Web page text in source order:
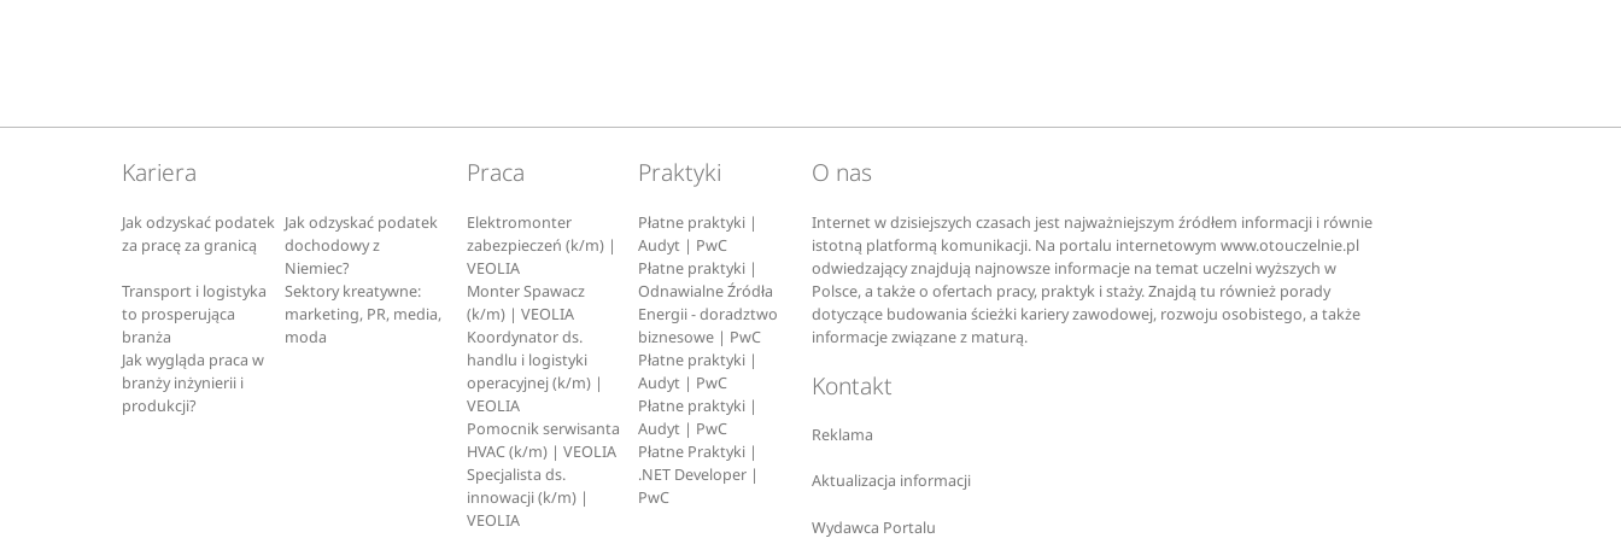
Kariera
Jak odzyskać podatek
za pracę za granicą
Jak odzyskać podatek
dochodowy z
Niemiec?
Transport i logistyka
to prosperująca
branża
Sektory kreatywne:
marketing, PR, media,
moda
Jak wygląda praca w
branży inżynierii i
produkcji?
Praca
Elektromonter
zabezpieczeń (k/m) |
VEOLIA
Monter Spawacz
(k/m) | VEOLIA
Koordynator ds.
handlu i logistyki
operacyjnej (k/m) |
VEOLIA
Pomocnik serwisanta
HVAC (k/m) | VEOLIA
Specjalista ds.
innowacji (k/m) |
VEOLIA
Praktyki
Płatne praktyki |
Audyt | PwC
Płatne praktyki |
Odnawialne Źródła
Energii - doradztwo
biznesowe | PwC
Płatne praktyki |
Audyt | PwC
Płatne praktyki |
Audyt | PwC
Płatne Praktyki |
.NET Developer |
PwC
O nas
Internet w dzisiejszych czasach jest najważniejszym źródłem informacji i równie
istotną platformą komunikacji. Na portalu internetowym www.otouczelnie.pl
odwiedzający znajdują najnowsze informacje na temat uczelni wyższych w
Polsce, a także o ofertach pracy, praktyk i staży. Znajdą tu również porady
dotyczące budowania ścieżki kariery zawodowej, rozwoju osobistego, a także
informacje związane z maturą.
Kontakt
Reklama
Aktualizacja informacji
Wydawca Portalu